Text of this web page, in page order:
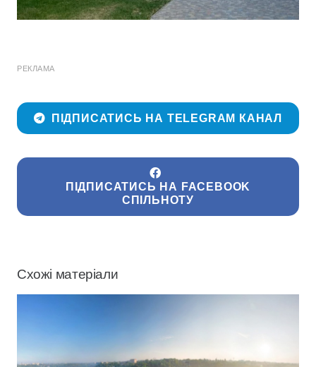
РЕКЛАМА
ПІДПИСАТИСЬ НА TELEGRAM КАНАЛ
ПІДПИСАТИСЬ НА FACEBOOK
СПІЛЬНОТУ
Схожі матеріали